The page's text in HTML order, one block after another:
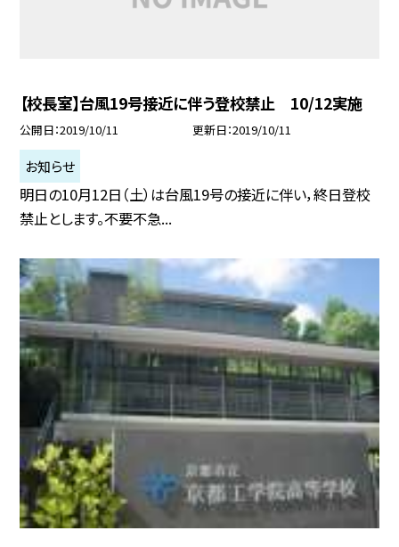
【校長室】台風19号接近に伴う登校禁止 10/12実施
公開日 2019/10/11 更新日 2019/10/11
お知らせ
明日の10月12日（土）は台風19号の接近に伴い，終日登校
禁止とします。不要不急...